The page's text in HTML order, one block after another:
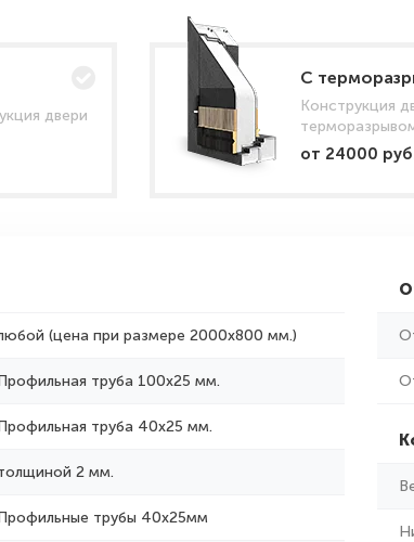
двери
C
Конструкция
от 24000
(цена при размере 2000x800 мм.)
труба 100х25 мм.
труба 40х25 мм.
2 мм.
трубы 40х25мм